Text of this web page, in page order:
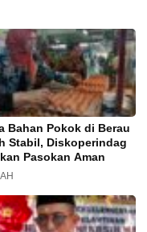
Bahan Pokok di Berau
Stabil, Diskoperindag
Pasokan Aman